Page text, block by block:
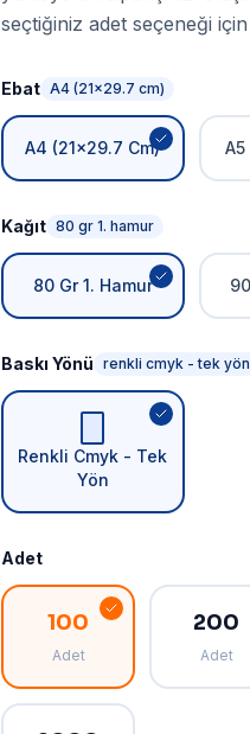
seçtiğiniz adet seçeneği
Ebat A4 (21x29.7 cm)
A4 (21x29.7 Cm) A5
Kağıt 80 gr 1. hamur
80 Gr 1. Hamur
Baskı Yönü renkli cmyk - tek yön
Renkli Cmyk - Tek
Yön
Adet
100
Adet
200
Adet